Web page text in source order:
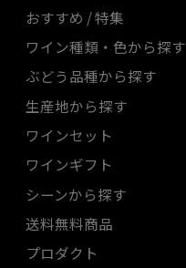
おすすめ / 特集
ワイン種類・色から探す
ぶどう品種から探す
生産地から探す
ワインセット
ワインギフト
シーンから探す
送料無料商品
プロダクト